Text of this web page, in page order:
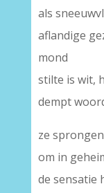
als
aflandige
mond
stilte is wit,
dempt
ze
om in
de sensatie